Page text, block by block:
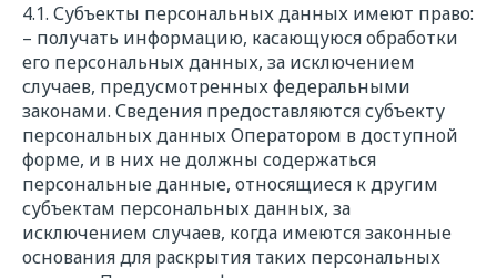
4.1. Субъекты персональных данных имеют право:
– получать информацию, касающуюся обработки
его персональных данных, за исключением
случаев, предусмотренных федеральными
законами. Сведения предоставляются субъекту
персональных данных Оператором в доступной
форме, и в них не должны содержаться
персональные данные, относящиеся к другим
субъектам персональных данных, за
исключением случаев, когда имеются законные
основания для раскрытия таких персональных